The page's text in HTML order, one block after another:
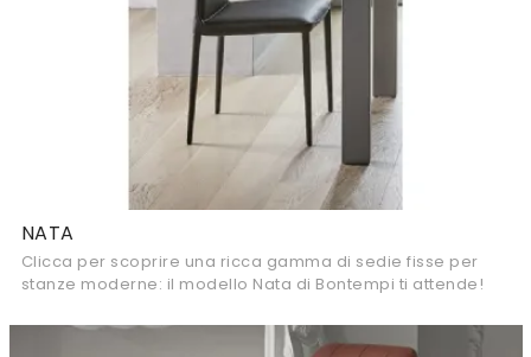
NATA
Clicca per scoprire una ricca gamma di sedie fisse per
stanze moderne: il modello Nata di Bontempi ti attende!